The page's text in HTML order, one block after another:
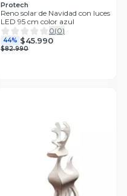
Protech
Reno solar de Navidad con luces
LED 95 cm color azul
0(0)
44% $45.990
$82.990